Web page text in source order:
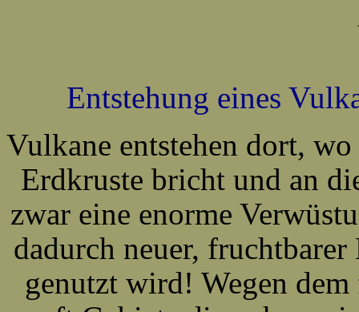
Entstehung eines
Vulkane entstehen dort,
Erdkruste bricht und an
zwar eine enorme
dadurch neuer,
genutzt wird! Wegen